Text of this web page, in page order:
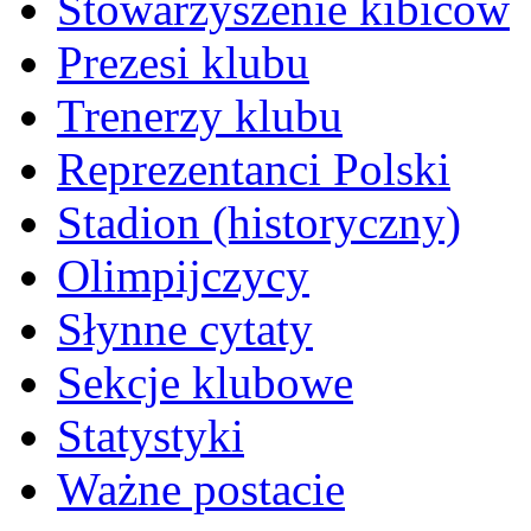
Prezesi klubu
Trenerzy klubu
Reprezentanci Polski
Stadion (historyczny)
Olimpijczycy
Słynne cytaty
Sekcje klubowe
Statystyki
Ważne postacie